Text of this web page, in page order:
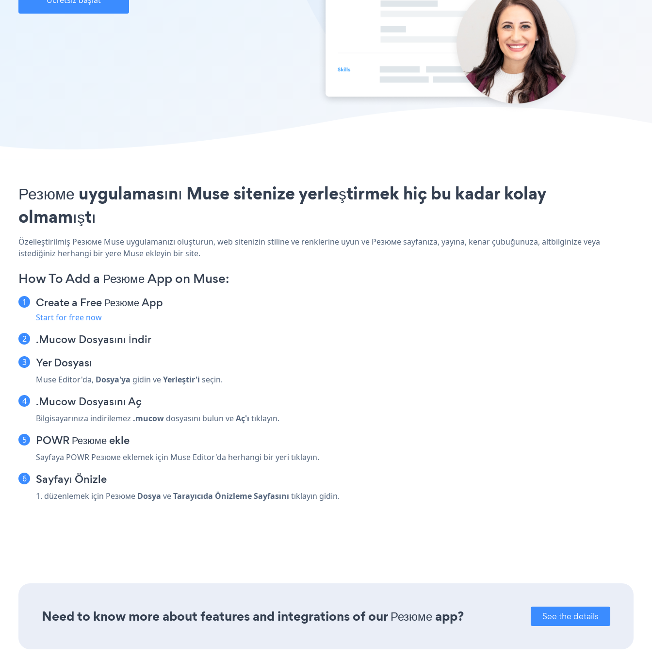
Резюме uygulamasını Muse sitenize yerleştirmek hiç bu kadar kolay
olmamıştı
Özelleştirilmiş Резюме Muse uygulamanızı oluşturun, web sitenizin stiline ve renklerine uyun ve Резюме sayfanıza, yayına, kenar çubuğunuza, altbilginize veya
istediğiniz herhangi bir yere Muse ekleyin bir site.
How To Add a Резюме App on Muse:
Create a Free Резюме App
Start for free now
.Mucow Dosyasını İndir
Yer Dosyası
Muse Editor'da, Dosya'ya gidin veYerleştir'i seçin.
.Mucow Dosyasını Aç
Bilgisayarınıza indirilemez .mucow dosyasını bulun veAç'ı tıklayın.
POWR Резюме ekle
Sayfaya POWR Резюме eklemek için Muse Editor'da herhangi bir yeri tıklayın.
Sayfayı Önizle
1. düzenlemek için Резюме Dosya veTarayıcıda Önizleme Sayfasını tıklayın gidin.
Need to know more about features and integrations of our Резюме app? See the details